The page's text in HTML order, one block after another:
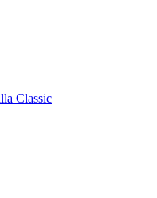
Classic